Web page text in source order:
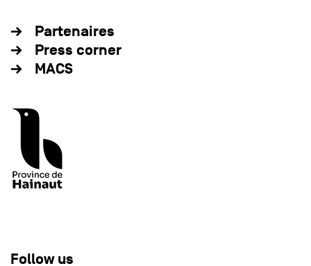
Partenaires
Press corner
MACS
Follow us